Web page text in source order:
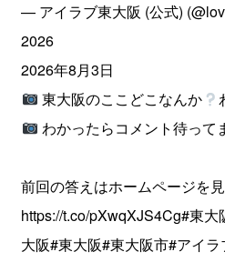
— アイラブ東大阪 (公式)
2026
2026年8月3日
東大阪のここどこなんか
わかったらコメント待って
前回の答えはホームページを見
https://t.co/pXwqXJS4Cg#東大
大阪#東大阪#東大阪市#アイラ